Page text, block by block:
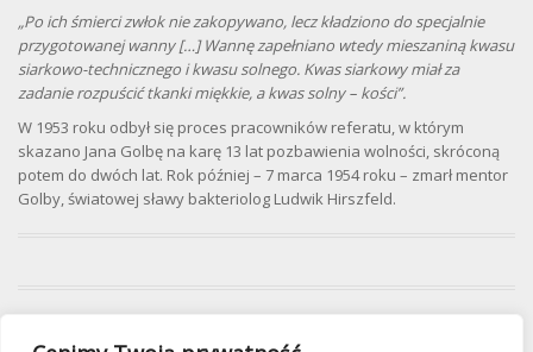
„Po ich śmierci zwłok nie zakopywano, lecz kładziono do specjalnie
przygotowanej wanny […] Wannę zapełniano wtedy mieszaniną kwasu
siarkowo-technicznego i kwasu solnego. Kwas siarkowy miał za
zadanie rozpuścić tkanki miękkie, a kwas solny – kości”.
W 1953 roku odbył się proces pracowników referatu, w którym
skazano Jana Golbę na karę 13 lat pozbawienia wolności, skróconą
potem do dwóch lat. Rok później – 7 marca 1954 roku – zmarł mentor
Golby, światowej sławy bakteriolog Ludwik Hirszfeld.